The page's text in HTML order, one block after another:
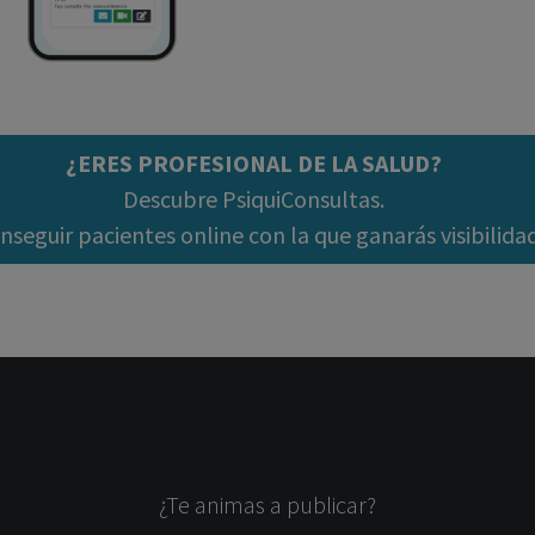
¿ERES PROFESIONAL DE LA SALUD?
Descubre PsiquiConsultas.
pacientes online con la que ganarás
¿Te animas a publicar?